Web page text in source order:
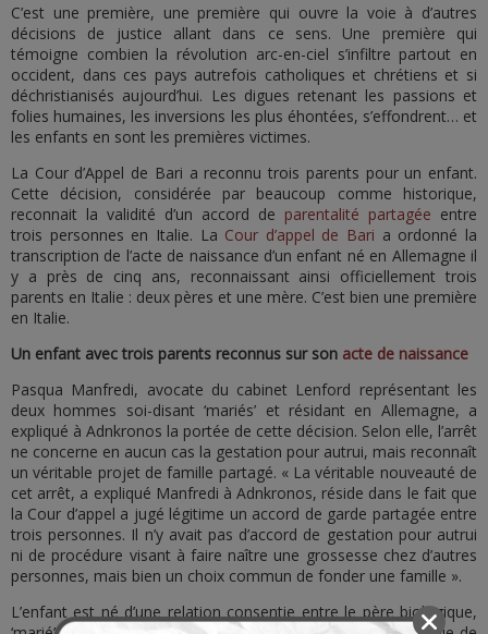
C’est une première, une première qui ouvre la voie à d’autres
décisions de justice allant dans ce sens. Une première qui
témoigne combien la révolution arc-en-ciel s’infiltre partout en
occident, dans ces pays autrefois catholiques et chrétiens et si
déchristianisés aujourd’hui. Les digues retenant les passions et
folies humaines, les inversions les plus éhontées, s’effondrent… et
les enfants en sont les premières victimes.
La Cour d’Appel de Bari a reconnu trois parents pour un enfant.
Cette décision, considérée par beaucoup comme historique,
reconnait la validité d’un accord de parentalité partagée entre
trois personnes en Italie. La Cour d’appel de Bari a ordonné la
transcription de l’acte de naissance d’un enfant né en Allemagne il
y a près de cinq ans, reconnaissant ainsi officiellement trois
parents en Italie : deux pères et une mère. C’est bien une première
en Italie.
Un enfant avec trois parents reconnus sur son acte de naissance
Pasqua Manfredi, avocate du cabinet Lenford représentant les
deux hommes soi-disant ‘mariés’ et résidant en Allemagne, a
expliqué à Adnkronos la portée de cette décision. Selon elle, l’arrêt
ne concerne en aucun cas la gestation pour autrui, mais reconnaît
un véritable projet de famille partagé. « La véritable nouveauté de
cet arrêt, a expliqué Manfredi à Adnkronos, réside dans le fait que
la Cour d’appel a jugé légitime un accord de garde partagée entre
trois personnes. Il n’y avait pas d’accord de gestation pour autrui
ni de procédure visant à faire naître une grossesse chez d’autres
personnes, mais bien un choix commun de fonder une famille ».
L’enfant est né d’une relation consentie entre le père biologique,